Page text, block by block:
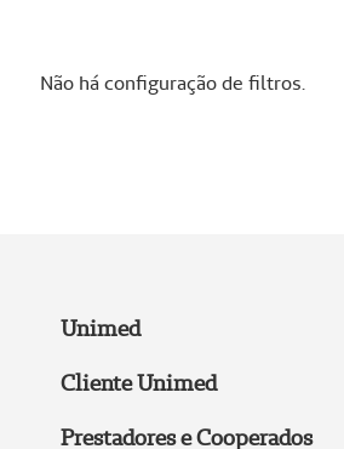
Não há configuração de filtros.
Unimed
Cliente Unimed
Prestadores e Cooperados